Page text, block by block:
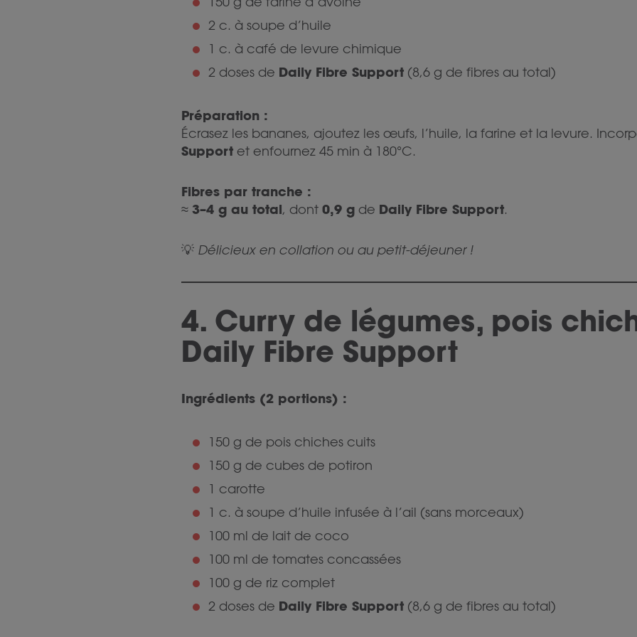
2 c. à soupe d’huile
1 c. à café de levure chimique
2 doses de Daily Fibre Support (8,6 g de fibres au total)
Préparation :
Écrasez les bananes, ajoutez les œufs, l’huile, la farine et la levure.
Support et enfournez 45 min à 180°C.
Fibres par tranche :
≈ 3–4 g au total, dont 0,9 g de Daily Fibre Support.
💡 Délicieux en collation ou au petit-déjeuner !
4. Curry de légumes, pois
Daily Fibre Support
Ingrédients (2 portions) :
150 g de pois chiches cuits
150 g de cubes de potiron
1 carotte
1 c. à soupe d’huile infusée à l’ail (sans morceaux)
100 ml de lait de coco
100 ml de tomates concassées
100 g de riz complet
2 doses de Daily Fibre Support (8,6 g de fibres au total)